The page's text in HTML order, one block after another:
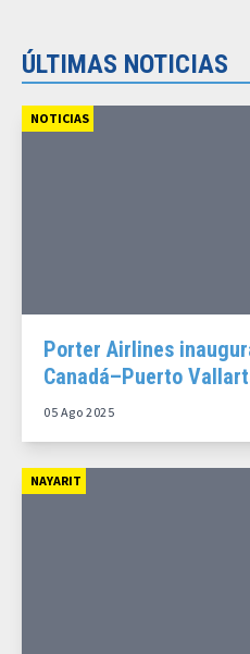
ÚLTIMAS NOTICIAS
NOTICIAS
Porter Airlines
Canadá–Puerto
05 Ago 2025
NAYARIT